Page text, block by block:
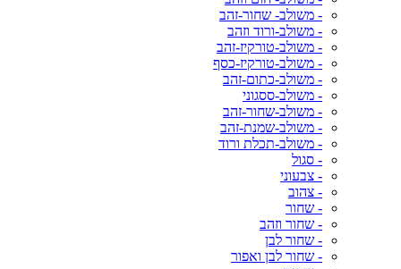
- משולב- שחור-זהב
- משולב-ורוד וזהב
- משולב-טורקיז-זהב
- משולב-טורקיז-כסף
- משולב-כתום-זהב
- משולב-ססגוני
- משולב-שחור-זהב
- משולב-שמנת-זהב
- משולב-תכלת ורוד
- סגול
- צבעוני
- צהוב
- שחור
- שחור וזהב
- שחור לבן
- שחור לבן ואפור